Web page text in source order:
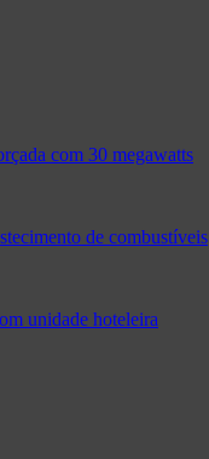
com 30 megawatts
de combustíveis
unidade hoteleira